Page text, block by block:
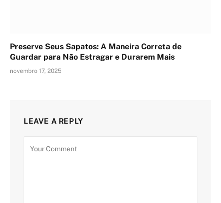
Preserve Seus Sapatos: A Maneira Correta de
Guardar para Não Estragar e Durarem Mais
novembro 17, 2025
LEAVE A REPLY